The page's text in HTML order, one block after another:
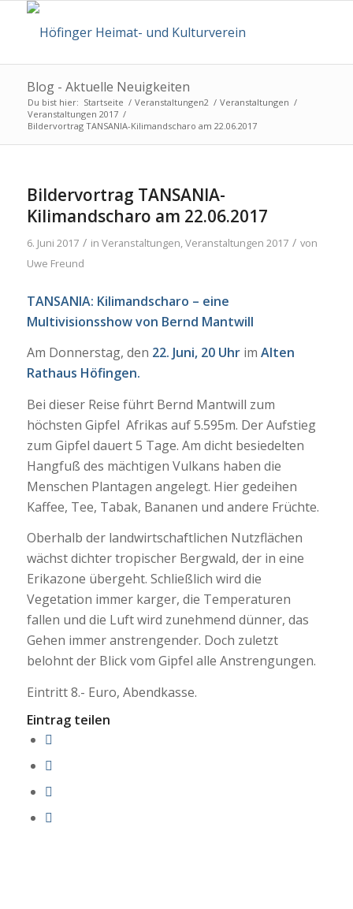
Blog - Aktuelle Neuigkeiten
Du bist hier: Startseite / Veranstaltungen2 / Veranstaltungen /
Veranstaltungen 2017 /
Bildervortrag TANSANIA-Kilimandscharo am 22.06.2017
Bildervortrag TANSANIA-
Kilimandscharo am 22.06.2017
6. Juni 2017 / in Veranstaltungen,Veranstaltungen 2017 / von
Uwe Freund
TANSANIA: Kilimandscharo – eine
Multivisionsshow von Bernd Mantwill
Am Donnerstag, den 22. Juni, 20 Uhr im Alten
Rathaus Höfingen.
Bei dieser Reise führt Bernd Mantwill zum
höchsten Gipfel Afrikas auf 5.595m. Der Aufstieg
zum Gipfel dauert 5 Tage. Am dicht besiedelten
Hangfuß des mächtigen Vulkans haben die
Menschen Plantagen angelegt. Hier gedeihen
Kaffee, Tee, Tabak, Bananen und andere Früchte.
Oberhalb der landwirtschaftlichen Nutzflächen
wächst dichter tropischer Bergwald, der in eine
Erikazone übergeht. Schließlich wird die
Vegetation immer karger, die Temperaturen
fallen und die Luft wird zunehmend dünner, das
Gehen immer anstrengender. Doch zuletzt
belohnt der Blick vom Gipfel alle Anstrengungen.
Eintritt 8.- Euro, Abendkasse.
Eintrag teilen